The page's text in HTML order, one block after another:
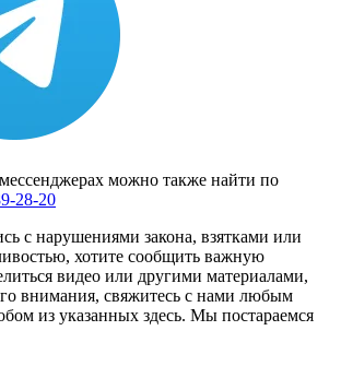
можно также найти по
28-20
с нарушениями закона, взятками или
хотите сообщить важную
видео или другими материалами,
внимания, свяжитесь с нами любым
из указанных здесь. Мы постараемся